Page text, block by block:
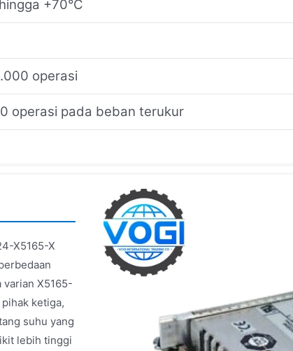
+70°C
operasi
operasi pada beban terukur
X5165-X
X5165-
ketiga,
suhu yang
lebih tinggi